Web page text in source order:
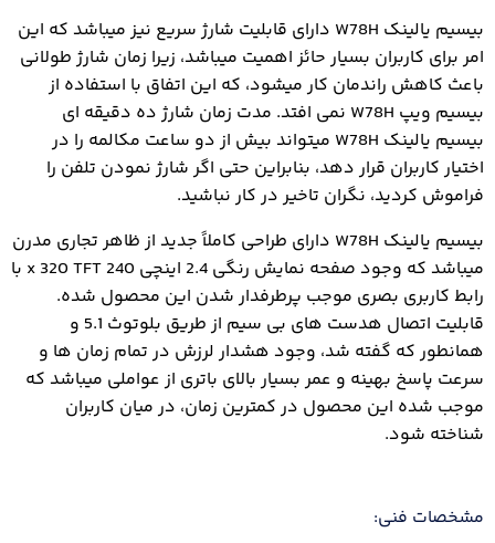
بیسیم یالینک W78H دارای قابلیت شارژ سریع نیز میباشد که این
امر برای کاربران بسیار حائز اهمیت میباشد، زیرا زمان شارژ طولانی
باعث کاهش راندمان کار میشود، که این اتفاق با استفاده از
بیسیم ویپ W78H نمی افتد. مدت زمان شارژ ده دقیقه ای
بیسیم یالینک W78H میتواند بیش از دو ساعت مکالمه را در
اختیار کاربران قرار دهد، بنابراین حتی اگر شارژ نمودن تلفن را
فراموش کردید، نگران تاخیر در کار نباشید.
بیسیم یالینک W78H دارای طراحی کاملاً جدید از ظاهر تجاری مدرن
میباشد که وجود صفحه نمایش رنگی 2.4 اینچی 240 x 320 TFT با
رابط کاربری بصری موجب پرطرفدار شدن این محصول شده.
قابلیت اتصال هدست های بی سیم از طریق بلوتوث 5.1 و
همانطور که گفته شد، وجود هشدار لرزش در تمام زمان ها و
سرعت پاسخ بهینه و عمر بسیار بالای باتری از عواملی میباشد که
موجب شده این محصول در کمترین زمان، در میان کاربران
شناخته شود.
مشخصات فنی: